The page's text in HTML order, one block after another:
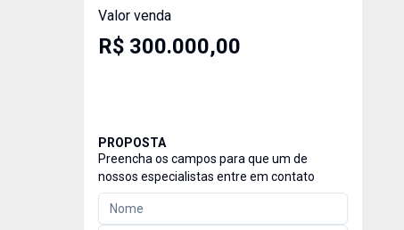
Valor venda
R$ 300.000,00
PROPOSTA
Preencha os campos para que um de
nossos especialistas entre em contato